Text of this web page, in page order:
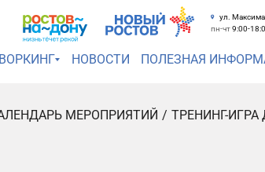
ул. Максима
пн-чт9:00-
НОВОСТИ ПОЛЕЗНАЯ
МЕРОПРИЯТИЙ ТРЕНИНГ-